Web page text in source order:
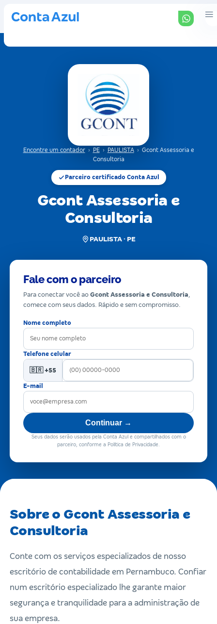
Encontre um contador › PE › PAULISTA › Gcont Assessoria e
Consultoria
Parceiro certificado Conta Azul
Gcont Assessoria e
Consultoria
PAULISTA · PE
Fale com o parceiro
Para conectar você ao Gcont Assessoria e Consultoria,
comece com seus dados. Rápido e sem compromisso.
Nome completo
Telefone celular
🇧🇷 +55
E-mail
Continuar →
Seus dados serão usados pela Conta Azul e compartilhados com o
parceiro, conforme a Política de Privacidade.
Sobre o Gcont Assessoria e
Consultoria
Conte com os serviços especializados de nosso
escritório de contabilidade em Pernambuco. Confiar
num escritório especializado lhe garante maior
segurança e tranquilidade para a administração de
sua empresa.